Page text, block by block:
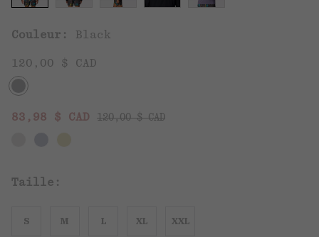
Couleur: Black
120,00 $ CAD
Sale price:
83,98 $ CAD Regular price:
120,00 $ CAD
Taille:
S M L XL XXL